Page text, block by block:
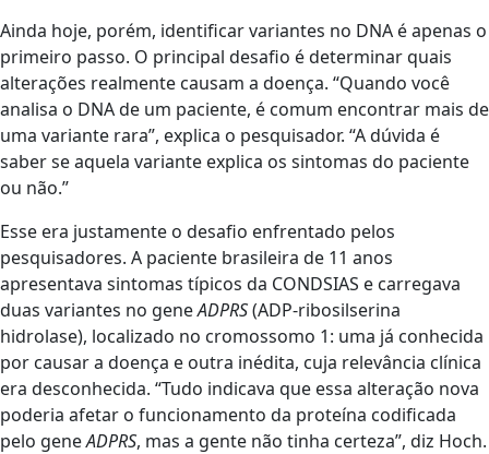
Ainda hoje, porém, identificar variantes no DNA é apenas o
primeiro passo. O principal desafio é determinar quais
alterações realmente causam a doença. “Quando você
analisa o DNA de um paciente, é comum encontrar mais de
uma variante rara”, explica o pesquisador. “A dúvida é
saber se aquela variante explica os sintomas do paciente
ou não.”
Esse era justamente o desafio enfrentado pelos
pesquisadores. A paciente brasileira de 11 anos
apresentava sintomas típicos da CONDSIAS e carregava
duas variantes no geneADPRS(ADP-ribosilserina
hidrolase), localizado no cromossomo 1: uma já conhecida
por causar a doença e outra inédita, cuja relevância clínica
era desconhecida. “Tudo indicava que essa alteração nova
poderia afetar o funcionamento da proteína codificada
pelo geneADPRS, mas a gente não tinha certeza”, diz Hoch.